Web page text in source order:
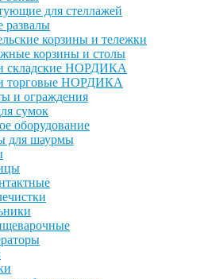
для стеллажей
корзины и тележки
корзины и столы
складские НОРДИКА
торговые НОРДИКА
и ограждения
сумок
оборудование
для шаурмы